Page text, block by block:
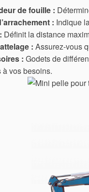
de fouille :
: Indique
Définit la distance
: Assurez-vous
: Godets de
à vos besoins.